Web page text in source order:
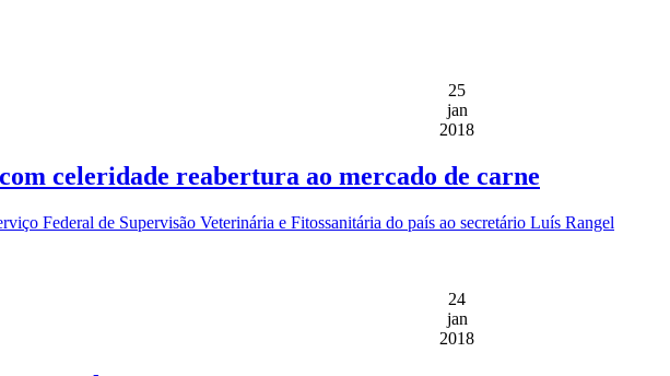
25
jan
2018
celeridade reabertura ao mercado de carne
Federal de Supervisão Veterinária e Fitossanitária do país ao secretário Luís Rangel
24
jan
2018